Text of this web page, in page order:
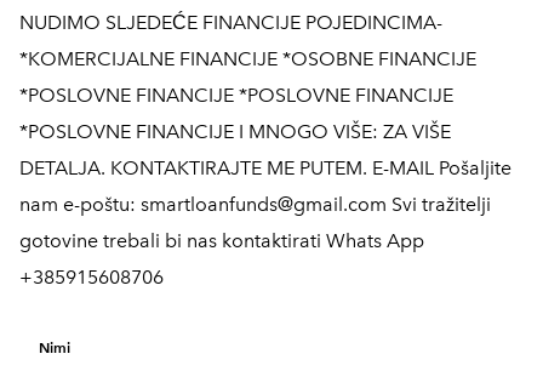
NUDIMO SLJEDEĆE FINANCIJE POJEDINCIMA-
*KOMERCIJALNE FINANCIJE *OSOBNE FINANCIJE
*POSLOVNE FINANCIJE *POSLOVNE FINANCIJE
*POSLOVNE FINANCIJE I MNOGO VIŠE: ZA VIŠE
DETALJA. KONTAKTIRAJTE ME PUTEM. E-MAIL Pošaljite
nam e-poštu: smartloanfunds@gmail.com Svi tražitelji
gotovine trebali bi nas kontaktirati Whats App
+385915608706
Nimi